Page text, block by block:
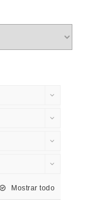
Mostrar todo